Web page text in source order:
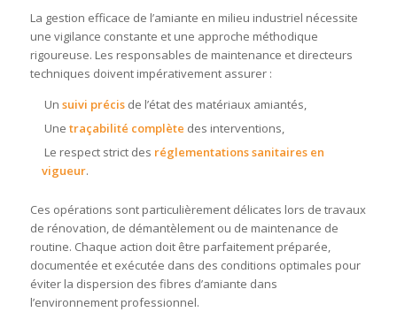
La gestion efficace de l’amiante en milieu industriel nécessite
une vigilance constante et une approche méthodique
rigoureuse. Les responsables de maintenance et directeurs
techniques doivent impérativement assurer :
Un suivi précisde l’état des matériaux amiantés,
Une traçabilité complète des interventions,
Le respect strict des réglementations sanitaires en
vigueur.
Ces opérations sont particulièrement délicates lors de travaux
de rénovation, de démantèlement ou de maintenance de
routine. Chaque action doit être parfaitement préparée,
documentée et exécutée dans des conditions optimales pour
éviter la dispersion des fibres d’amiante dans
l’environnement professionnel.